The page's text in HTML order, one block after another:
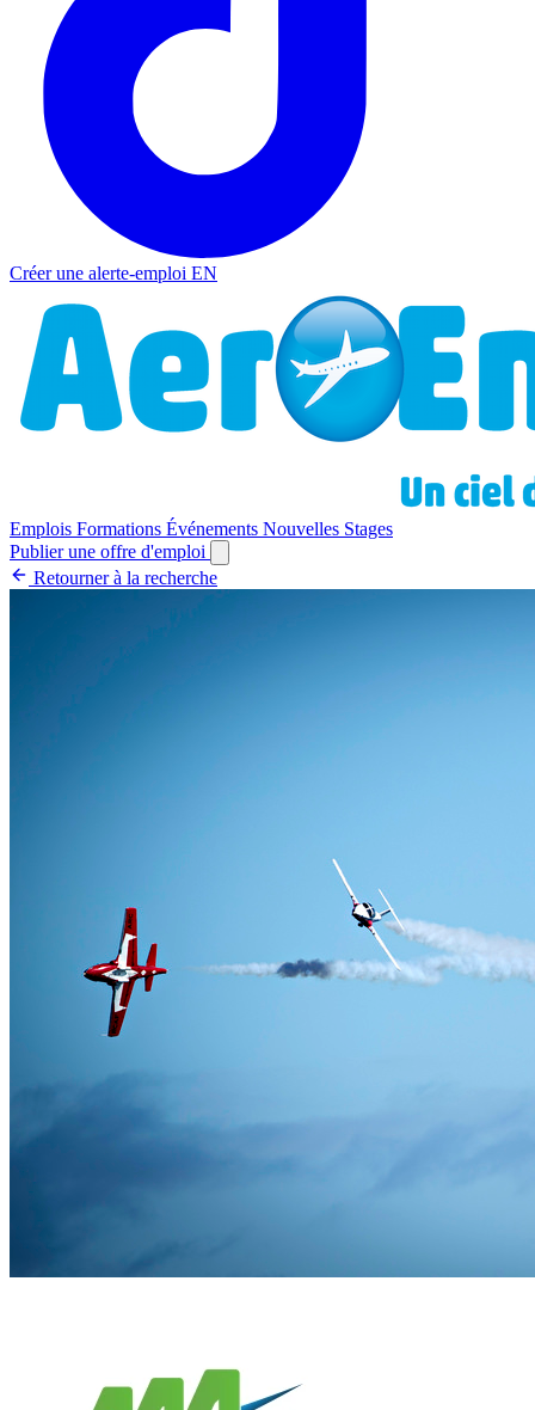
Créer une alerte-emploi EN
Emplois Formations Événements Nouvelles Stages
Publier une offre d'emploi
Retourner à la recherche